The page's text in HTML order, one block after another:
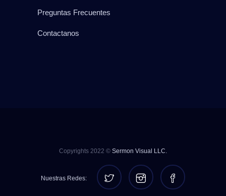
Preguntas Frecuentes
Contactanos
Copyrights 2022 © Sermon Visual LLC.
Nuestras Redes: